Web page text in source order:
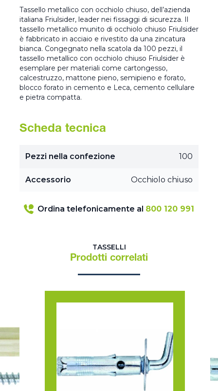
Tassello metallico con occhiolo chiuso, dell’azienda
italiana Friulsider, leader nei fissaggi di sicurezza. Il
tassello metallico munito di occhiolo chiuso Friulsider
è fabbricato in acciaio e rivestito da una zincatura
bianca. Congegnato nella scatola da 100 pezzi, il
tassello metallico con occhiolo chiuso Friulsider è
esemplare per materiali come cartongesso,
calcestruzzo, mattone pieno, semipieno e forato,
blocco forato in cemento e Leca, cemento cellulare
e pietra compatta.
Scheda tecnica
Pezzi nella confezione 100
Accessorio Occhiolo chiuso
Ordina telefonicamente al 800 120 991
TASSELLI
Prodotti correlati